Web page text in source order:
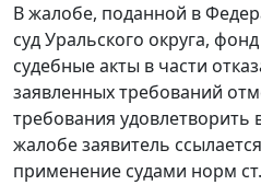
В жалобе, поданной в
суд Уральского округа,
судебные акты в части
заявленных требований
требования
жалобе заявитель
применение судами норм